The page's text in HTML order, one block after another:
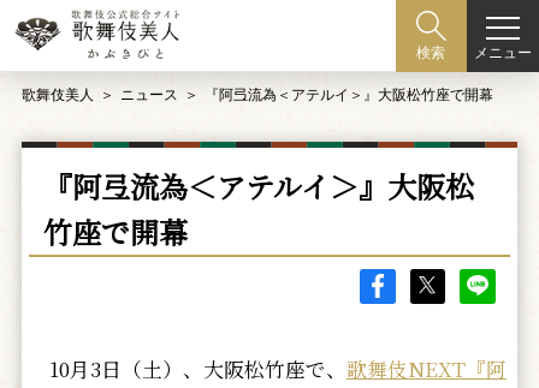
検索 メニュー
歌舞伎美人 ニュース 『阿弖流為＜アテルイ＞』大阪松竹座で開幕
『阿弖流為＜アテルイ＞』大阪松
竹座で開幕
10月3日（土）、大阪松竹座で、 歌舞伎NEXT『阿